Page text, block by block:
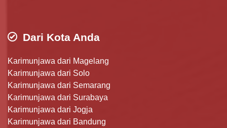
Dari Kota Anda
Karimunjawa dari Magelang
Karimunjawa dari Solo
Karimunjawa dari Semarang
Karimunjawa dari Surabaya
Karimunjawa dari Jogja
Karimunjawa dari Bandung